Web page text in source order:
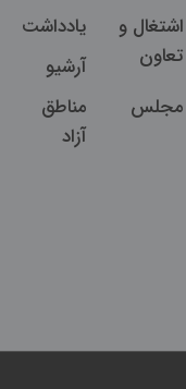
اشتغال و
تعاون
یادداشت
آرشیو
مجلس
مناطق
آزاد